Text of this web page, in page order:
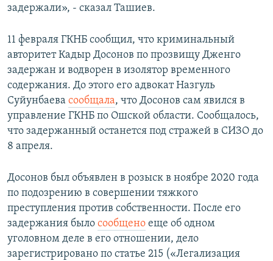
задержали», - сказал Ташиев.
11 февраля ГКНБ сообщил, что криминальный
авторитет Кадыр Досонов по прозвищу Дженго
задержан и водворен в изолятор временного
содержания. До этого его адвокат Назгуль
Суйунбаева сообщала, что Досонов сам явился в
управление ГКНБ по Ошской области. Сообщалось,
что задержанный останется под стражей в СИЗО до
8 апреля.
Досонов был объявлен в розыск в ноябре 2020 года
по подозрению в совершении тяжкого
преступления против собственности. После его
задержания было сообщено еще об одном
уголовном деле в его отношении, дело
зарегистрировано по статье 215 («Легализация